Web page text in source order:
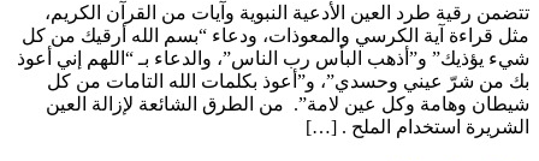
تتضمن رقية طرد العين الأدعية النبوية وآيات من القرآن الكريم،
مثل قراءة آية الكرسي والمعوذات، ودعاء “بسم الله أرقيك من كل
شيء يؤذيك” و”أذهب البأس رب الناس”، والدعاء بـ “اللهم إني أعوذ
بك من شرّ عيني وحسدي”، و”أعوذ بكلمات الله التامات من كل
شيطان وهامة وكل عين لامة”. من الطرق الشائعة لإزالة العين
الشريرة استخدام الملح . […]